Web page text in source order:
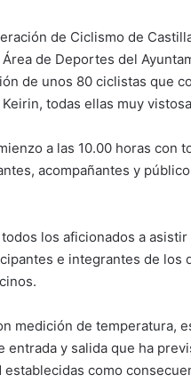
de Ciclismo de
de Deportes del
de unos 80 ciclistas que
todas ellas muy
a las 10.00 horas
acompañantes y
los aficionados a
e integrantes de los
medición de temperatura,
entrada y salida que ha
como